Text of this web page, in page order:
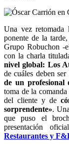
Una vez
ponente de la tarde,
Grupo Robuchon -
con la charla
nivel global: Los
de cuáles deben
de un profesional
toma de la
del cliente y de
sorprendente».
que puso el
presentación
Restaurantes y